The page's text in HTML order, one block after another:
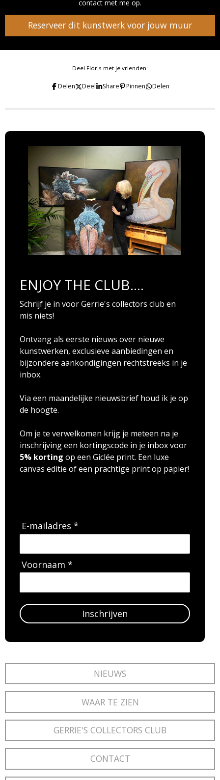
contact met me op.
Reserveer dit kunstwerk voor jouw muur
Deel Floris met je vrienden:
Delen Deel Share Pinnen Delen
ENJOY THE CLUB....
Schrijf je in voor Gerrie's collectors club en
mis niets!
Ontvang als eerste nieuws over nieuwe
kunstwerken, exclusieve aanbiedingen en
bijzondere aankondigingen rechtstreeks in je
inbox.
Via een maandelijke nieuwsbrief houd ik je op
de hoogte.
Om je te verwelkomen krijg je meteen na je
inschrijving een kortingscode in je inbox voor
5% korting op een Giclée print. Een luxe
canvas editie of een prachtige print op papier!
E-mailadres *
Voornaam *
Inschrijven
NIEUWS
WAAR TE ZIEN
GERRIE'S COLLECTORS CLUB
CONTACT